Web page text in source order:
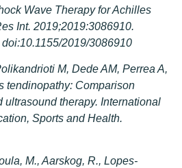
Wave Therapy for Achilles
Int. 2019;2019:3086910.
2019/3086910
M, Dede AM, Perrea A,
tendinopathy: Comparison
therapy. International
Sports and Health.
M., Aarskog, R., Lopes-